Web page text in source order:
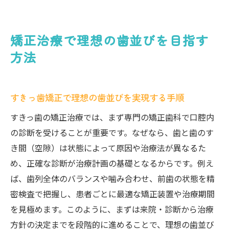
矯正治療で理想の歯並びを目指す
方法
すきっ歯矯正で理想の歯並びを実現する手順
すきっ歯の矯正治療では、まず専門の矯正歯科で口腔内
の診断を受けることが重要です。なぜなら、歯と歯のす
き間（空隙）は状態によって原因や治療法が異なるた
め、正確な診断が治療計画の基礎となるからです。例え
ば、歯列全体のバランスや噛み合わせ、前歯の状態を精
密検査で把握し、患者ごとに最適な矯正装置や治療期間
を見極めます。このように、まずは来院・診断から治療
方針の決定までを段階的に進めることで、理想の歯並び